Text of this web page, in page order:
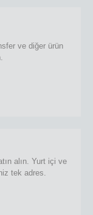
ve diğer ürün
alın. Yurt içi ve
tek adres.